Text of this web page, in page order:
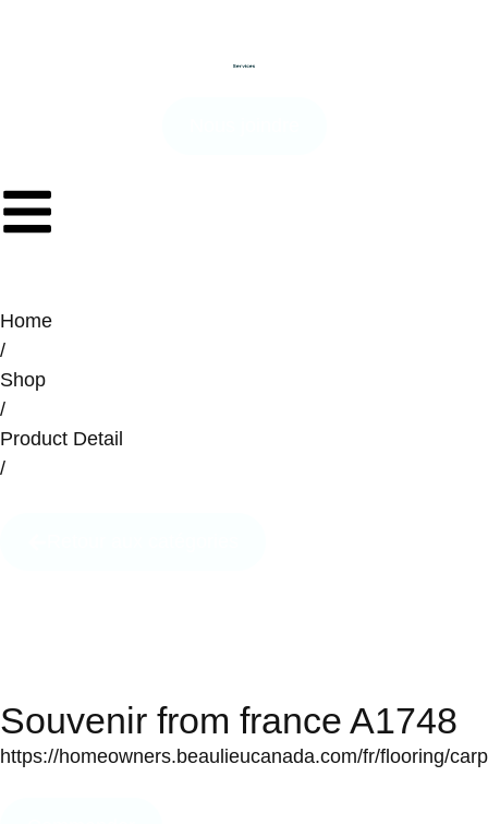
Home
/
Shop
/
Product Detail
/
Souvenir from france A1748
https://homeowners.beaulieucanada.com/fr/flooring/